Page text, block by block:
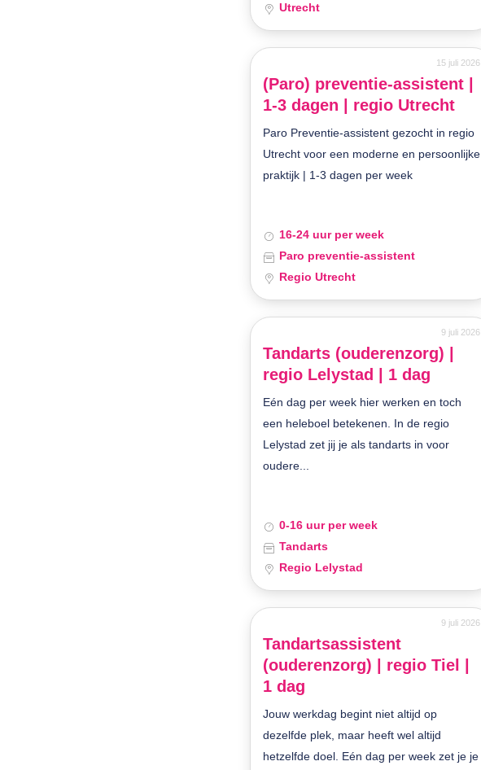
Utrecht
15 juli 2026
(Paro) preventie-assistent |
1-3 dagen | regio Utrecht
Paro Preventie-assistent gezocht in regio
Utrecht voor een moderne en persoonlijke
praktijk | 1-3 dagen per week
16-24 uur per week
Paro preventie-assistent
Regio Utrecht
9 juli 2026
Tandarts (ouderenzorg) |
regio Lelystad | 1 dag
Eén dag per week hier werken en toch
een heleboel betekenen. In de regio
Lelystad zet jij je als tandarts in voor
oudere...
0-16 uur per week
Tandarts
Regio Lelystad
9 juli 2026
Tandartsassistent
(ouderenzorg) | regio Tiel |
1 dag
Jouw werkdag begint niet altijd op
dezelfde plek, maar heeft wel altijd
hetzelfde doel. Eén dag per week zet je je